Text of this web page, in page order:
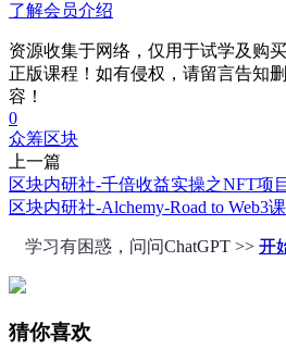
了解会员介绍
资源收集于网络，仅用于试学及购
正版课程！如有侵权，请留言告知
容！
0
众筹区块
上一篇
区块内研社-千倍收益实操之NFT项
区块内研社-Alchemy-Road to Web3
学习有困惑，问问ChatGPT >> 开
猜你喜欢